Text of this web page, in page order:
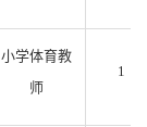
小学体育教
师
1